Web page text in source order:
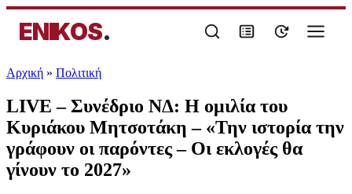
ENIKOS.
Αρχική » Πολιτική
LIVE – Συνέδριο ΝΔ: Η ομιλία του
Κυριάκου Μητσοτάκη – «Την ιστορία την
γράφουν οι παρόντες – Οι εκλογές θα
γίνουν το 2027»